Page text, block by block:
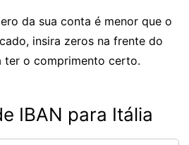
da sua conta é menor que o
insira zeros na frente do
ter o comprimento certo.
IBAN para Itália